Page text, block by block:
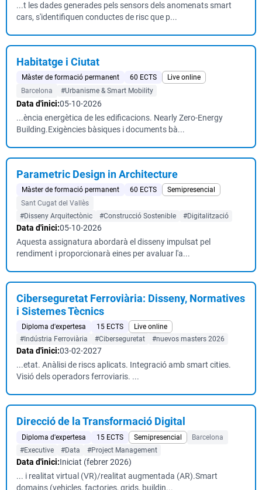
...t les dades generades pels sensors dels anomenats smart
cars, s'identifiquen conductes de risc que p...
Habitatge i Ciutat
Màster de formació permanent 60 ECTS
Live online
Barcelona
#Urbanisme & Smart Mobility
Data d'inici:05-10-2026
...ència energètica de les edificacions. Nearly Zero-Energy
Building.Exigències bàsiques i documents bà...
Parametric Design in Architecture
Màster de formació permanent 60 ECTS
Semipresencial
Sant Cugat del Vallès
#Disseny Arquitectònic
#Construcció Sostenible #Digitalització
Data d'inici:05-10-2026
Aquesta assignatura abordarà el disseny impulsat pel
rendiment i proporcionarà eines per avaluar l'a...
Ciberseguretat Ferroviària: Disseny, Normatives
i Sistemes Tècnics
Diploma d'expertesa 15 ECTS
Live online
#Indústria Ferroviària
#Ciberseguretat #nuevos masters 2026
Data d'inici:03-02-2027
...etat. Anàlisi de riscs aplicats. Integració amb smart cities.
Visió dels operadors ferroviaris. ...
Direcció de la Transformació Digital
Diploma d'expertesa 15 ECTS Semipresencial
Barcelona
#Executive
#Data #Project Management
Data d'inici:Iniciat (febrer 2026)
... i realitat virtual (VR)/realitat augmentada (AR).Smart
domains (vehicles, factories, grids, buildin...